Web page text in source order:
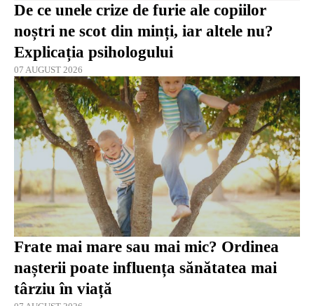
De ce unele crize de furie ale copiilor
noștri ne scot din minți, iar altele nu?
Explicația psihologului
07 AUGUST 2026
Frate mai mare sau mai mic? Ordinea
nașterii poate influența sănătatea mai
târziu în viață